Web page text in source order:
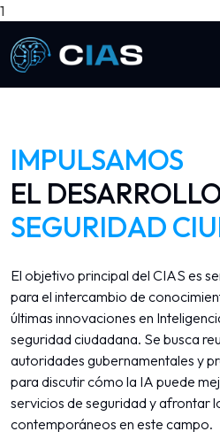
1
IMPULSAMOS
EL
SEGURIDAD
El objetivo principal del CIAS es
para el intercambio de
últimas innovaciones en
seguridad ciudadana. Se busca
autoridades gubernamentales y
para discutir cómo la IA puede
servicios de seguridad y afrontar
contemporáneos en este campo.